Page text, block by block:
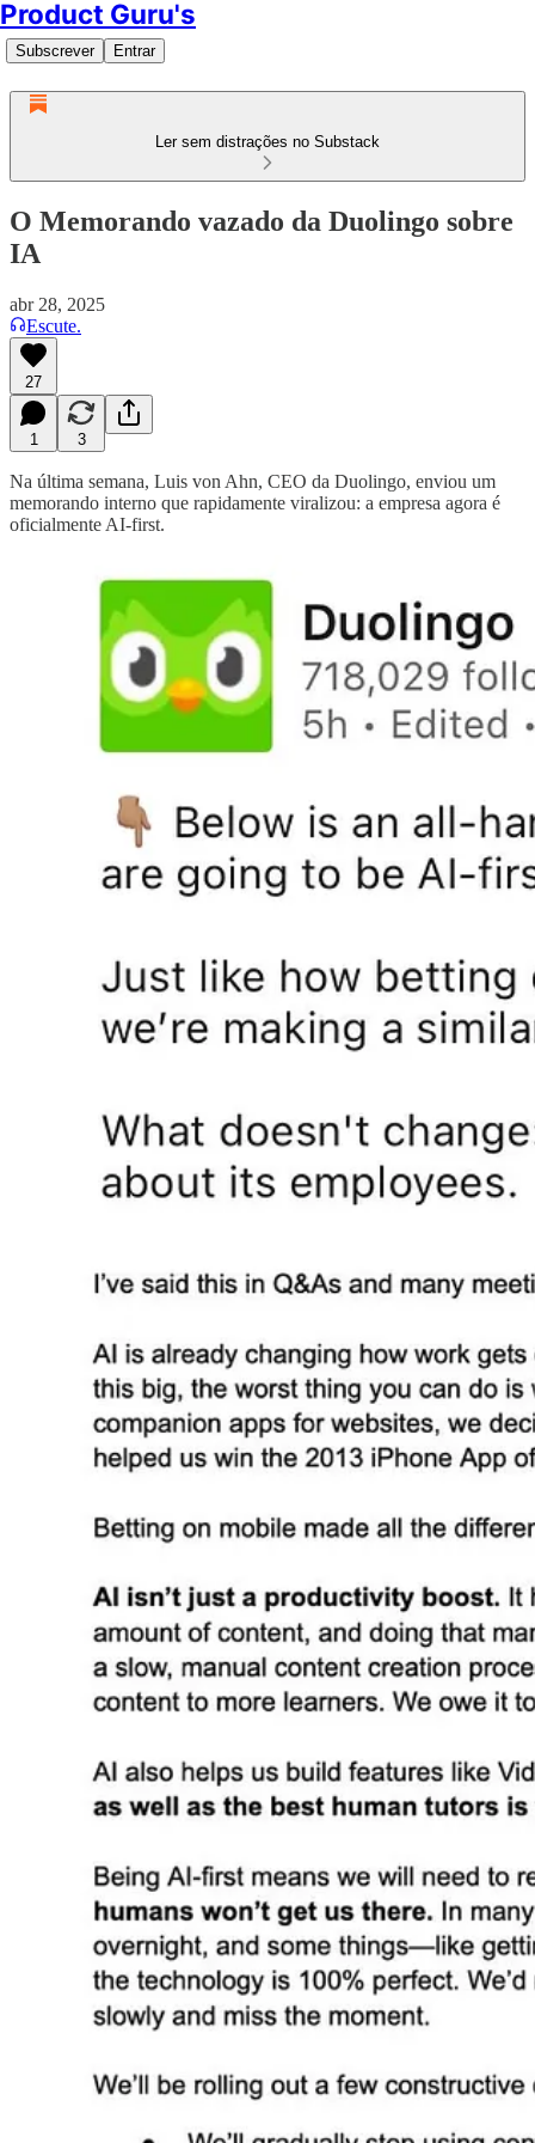
Product Guru's
Subscrever Entrar
Ler sem distrações no Substack
O Memorando vazado da Duolingo sobre
IA
abr 28, 2025
Escute.
27
1 3
Na última semana, Luis von Ahn, CEO da Duolingo, enviou um
memorando interno que rapidamente viralizou: a empresa agora é
oficialmente AI-first.